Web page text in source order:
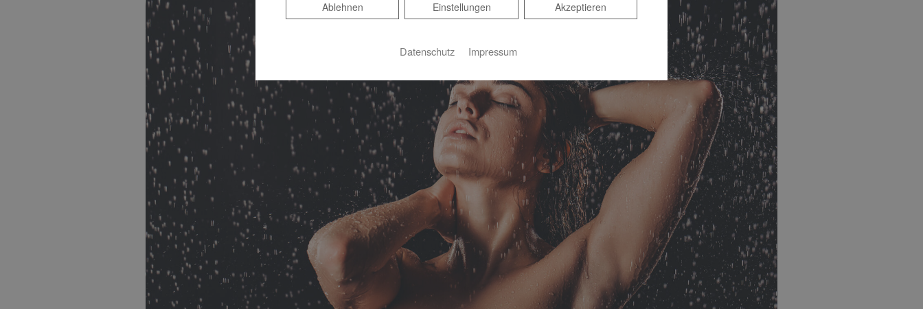
Akzeptieren
Einstellungen
Ablehnen
Ablehnen
Datenschutz Impressum